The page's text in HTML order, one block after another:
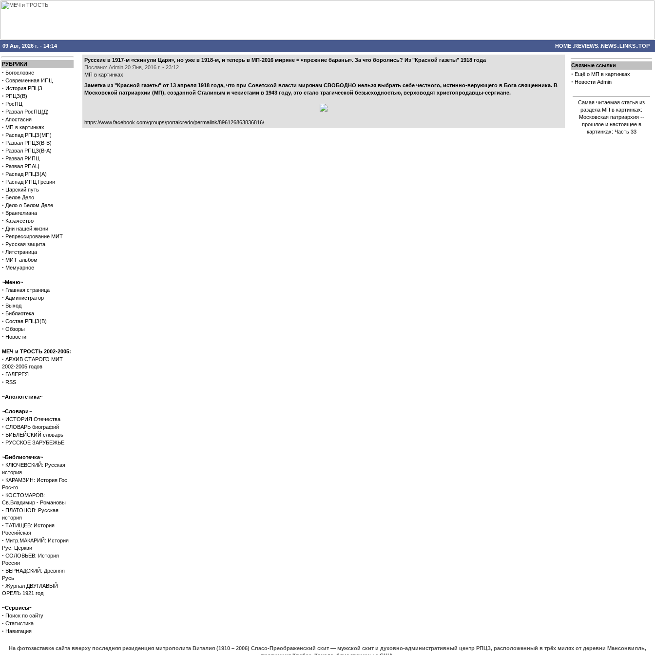
09 Авг, 2026 г. - 14:14 HOME::REVIEWS::NEWS::LINKS::TOP
РУБРИКИ
· Богословие
· Современная ИПЦ
· История РПЦЗ
· РПЦЗ(В)
· РосПЦ
· Развал РосПЦ(Д)
· Апостасия
· МП в картинках
· Распад РПЦЗ(МП)
· Развал РПЦЗ(В-В)
· Развал РПЦЗ(В-А)
· Развал РИПЦ
· Развал РПАЦ
· Распад РПЦЗ(А)
· Распад ИПЦ Греции
· Царский путь
· Белое Дело
· Дело о Белом Деле
· Врангелиана
· Казачество
· Дни нашей жизни
· Репрессирование МИТ
· Русская защита
· Литстраница
· МИТ-альбом
· Мемуарное
~Меню~
· Главная страница
· Администратор
· Выход
· Библиотека
· Состав РПЦЗ(В)
· Обзоры
· Новости
МЕЧ и ТРОСТЬ 2002-2005:
· АРХИВ СТАРОГО МИТ
2002-2005 годов
· ГАЛЕРЕЯ
· RSS
~Апологетика~
~Словари~
· ИСТОРИЯ Отечества
· СЛОВАРЬ биографий
· БИБЛЕЙСКИЙ словарь
· РУССКОЕ ЗАРУБЕЖЬЕ
~Библиотечка~
· КЛЮЧЕВСКИЙ: Русская
история
· КАРАМЗИН: История Гос.
Рос-го
· КОСТОМАРОВ:
Св.Владимир - Романовы
· ПЛАТОНОВ: Русская
история
· ТАТИЩЕВ: История
Российская
· Митр.МАКАРИЙ: История
Рус. Церкви
· СОЛОВЬЕВ: История
России
· ВЕРНАДСКИЙ: Древняя
Русь
· Журнал ДВУГЛАВЫЙ
ОРЕЛЪ 1921 год
~Сервисы~
· Поиск по сайту
· Статистика
· Навигация
Русские в 1917-м «скинули Царя», но уже в 1918-м, и теперь в МП-2016 миряне = «прежние бараны». За что боролись? Из "Красной газеты" 1918 года
Послано: Admin 20 Янв, 2016 г. - 23:12
МП в картинках
Заметка из "Красной газеты" от 13 апреля 1918 года, что при Советской власти мирянам СВОБОДНО нельзя выбрать себе честного, истинно-верующего в Бога священника. В
Московской патриархии (МП), созданной Сталиным и чекистами в 1943 году, это стало трагической безысходностью, верховодят христопродавцы-сергиане.
https://www.facebook.com/groups/portalcredo/permalink/896126863836816/
Связные ссылки
· Ещё о МП в картинках
· Новости Admin
Самая читаемая статья из
раздела МП в картинках:
Московская патриархия --
прошлое и настоящее в
картинках: Часть 33
На фотозаставке сайта вверху последняя резиденция митрополита Виталия (1910 – 2006) Спасо-Преображенский скит — мужской скит и духовно-административный центр РПЦЗ, расположенный в трёх милях от деревни Мансонвилль,